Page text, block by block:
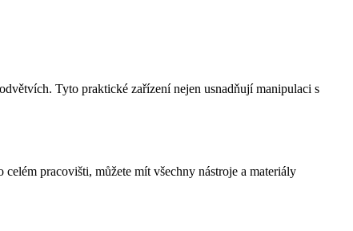
Tyto praktické zařízení nejen usnadňují manipulaci s
pracovišti, můžete mít všechny nástroje a materiály